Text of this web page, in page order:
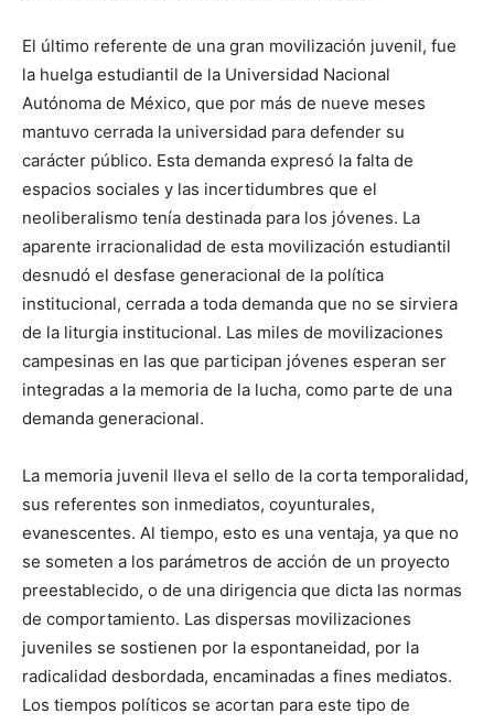
El último referente de una gran movilización juvenil, fue
la huelga estudiantil de la Universidad Nacional
Autónoma de México, que por más de nueve meses
mantuvo cerrada la universidad para defender su
carácter público. Esta demanda expresó la falta de
espacios sociales y las incertidumbres que el
neoliberalismo tenía destinada para los jóvenes. La
aparente irracionalidad de esta movilización estudiantil
desnudó el desfase generacional de la política
institucional, cerrada a toda demanda que no se sirviera
de la liturgia institucional. Las miles de movilizaciones
campesinas en las que participan jóvenes esperan ser
integradas a la memoria de la lucha, como parte de una
demanda generacional.
La memoria juvenil lleva el sello de la corta temporalidad,
sus referentes son inmediatos, coyunturales,
evanescentes. Al tiempo, esto es una ventaja, ya que no
se someten a los parámetros de acción de un proyecto
preestablecido, o de una dirigencia que dicta las normas
de comportamiento. Las dispersas movilizaciones
juveniles se sostienen por la espontaneidad, por la
radicalidad desbordada, encaminadas a fines mediatos.
Los tiempos políticos se acortan para este tipo de